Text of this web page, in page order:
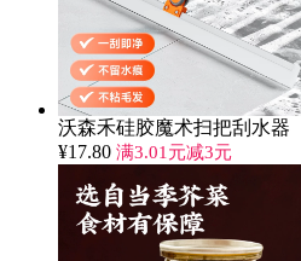
沃森禾硅胶魔术扫把刮水器
¥17.80 满3.01元减3元